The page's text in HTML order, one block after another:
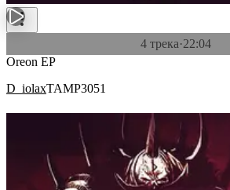
4 трека·22:04
Oreon EP
D_iolaxTAMP3051